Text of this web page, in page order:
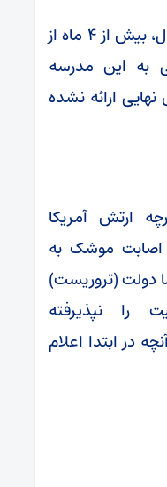
این رسانه افزود که با این حال، بیش از ۴ ماه از
به این مدرسه
نهایی ارائه نشده
ارتش آمریکا
اصابت موشک به
دولت (تروریست)
را نپذیرفته
در ابتدا اعلام